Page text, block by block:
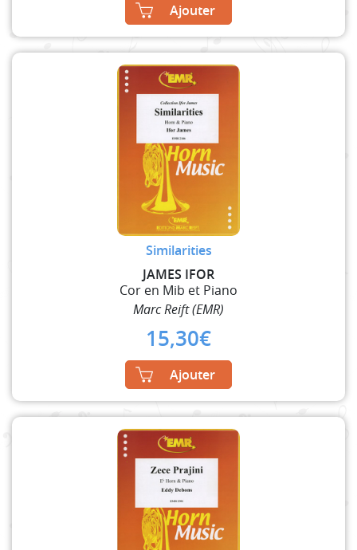
Ajouter
Similarities
JAMES IFOR
Cor en Mib et Piano
Marc Reift (EMR)
15,30€
Ajouter